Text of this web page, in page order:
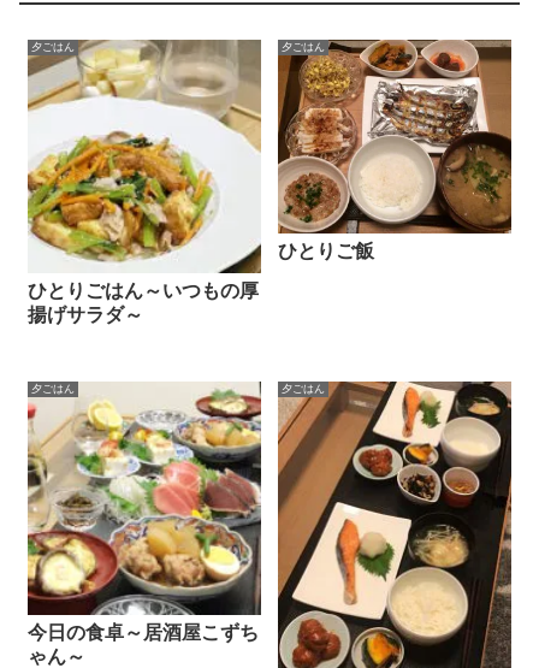
夕ごはん
ひとりごはん～いつもの厚
揚げサラダ～
夕ごはん
ひとりご飯
夕ごはん
今日の食卓～居酒屋こずち
ゃん～
夕ごはん